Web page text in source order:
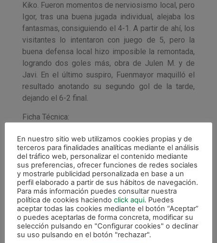
Kiko. Fueron momentos de nerviosismo local, pero
Igor, tras una buena jugada individual, alejaba los
fantasmas, consiguiendo el 4-1. A partir de ahí, los
visitantes lo intentaron con juego de 5, pero la
buena defensa local hizo imposible la remontada,
logrando dos goles más, obra de Julen M. y de
Javi. En el último suspiro, Fuenmayor maquilló el
resultado anotando su segundo gol de la tarde,
dejando el 6-2 final.
Ficha Técnica:
XOTA B: Jon, Igor, Saúl, Andoni y Natxo (5 inicial)
Ivan, Javi, Jorge, Julen E, Julen L, Julen M. y
Alvaro.
FUENMAYOR: Borja, Jonathan, Daniel, Kiko y Victor
(5 inicial), Oscar, Moises, Juan, Carlos, Luis Mª y
Angel.
Goles:
1-0 (min. 5) Andoni, 2-0 (min. 9) Javi, 3-0 (min. 13)
En nuestro sitio web utilizamos cookies propias y de
terceros para finalidades analíticas mediante el análisis
del tráfico web, personalizar el contenido mediante
sus preferencias, ofrecer funciones de redes sociales
y mostrarle publicidad personalizada en base a un
perfil elaborado a partir de sus hábitos de navegación.
Para más información puedes consultar nuestra
política de cookies haciendo click aqui. Puedes
aceptar todas las cookies mediante el botón “Aceptar”
o puedes aceptarlas de forma concreta, modificar su
selección pulsando en "Configurar cookies" o declinar
su uso pulsando en el botón "rechazar".